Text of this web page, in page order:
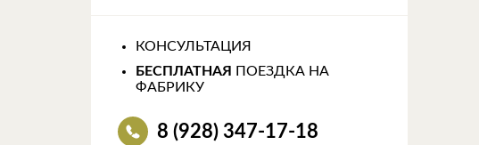
КОНСУЛЬТАЦИЯ
БЕСПЛАТНАЯ ПОЕЗДКА НА
ФАБРИКУ
8 (928) 347-17-18